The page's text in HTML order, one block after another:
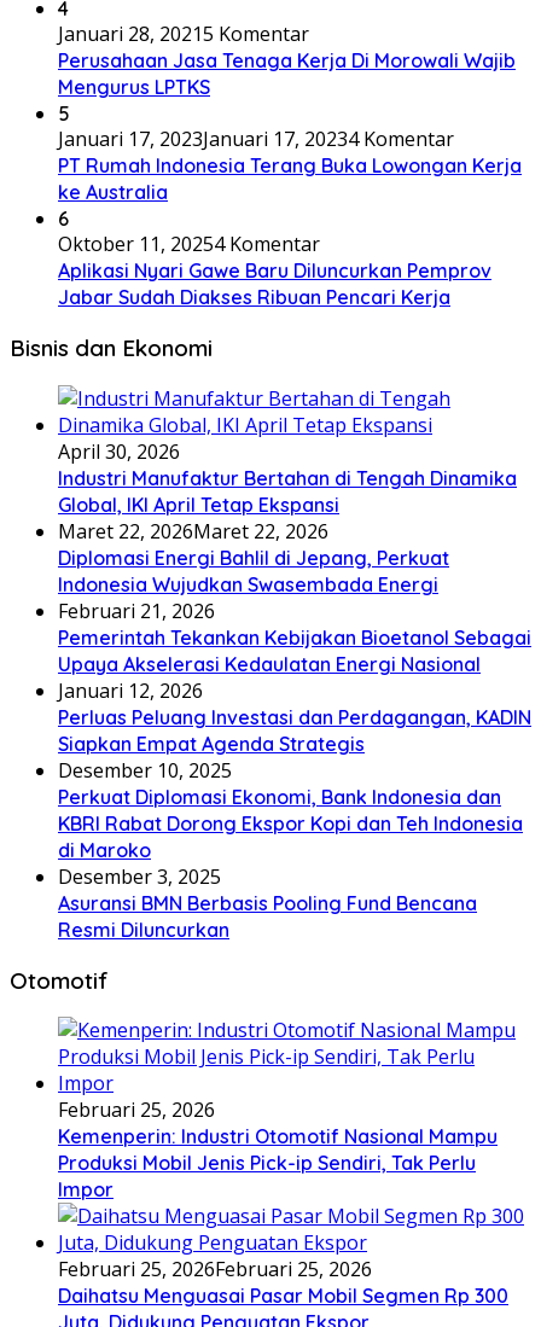
4
Januari 28, 20215 Komentar
Perusahaan Jasa Tenaga Kerja Di Morowali Wajib
Mengurus LPTKS
5
Januari 17, 2023Januari 17, 20234 Komentar
PT Rumah Indonesia Terang Buka Lowongan Kerja
ke Australia
6
Oktober 11, 20254 Komentar
Aplikasi Nyari Gawe Baru Diluncurkan Pemprov
Jabar Sudah Diakses Ribuan Pencari Kerja
Bisnis dan Ekonomi
April 30, 2026
Industri Manufaktur Bertahan di Tengah Dinamika
Global, IKI April Tetap Ekspansi
Maret 22, 2026Maret 22, 2026
Diplomasi Energi Bahlil di Jepang, Perkuat
Indonesia Wujudkan Swasembada Energi
Februari 21, 2026
Pemerintah Tekankan Kebijakan Bioetanol Sebagai
Upaya Akselerasi Kedaulatan Energi Nasional
Januari 12, 2026
Perluas Peluang Investasi dan Perdagangan, KADIN
Siapkan Empat Agenda Strategis
Desember 10, 2025
Perkuat Diplomasi Ekonomi, Bank Indonesia dan
KBRI Rabat Dorong Ekspor Kopi dan Teh Indonesia
di Maroko
Desember 3, 2025
Asuransi BMN Berbasis Pooling Fund Bencana
Resmi Diluncurkan
Otomotif
Februari 25, 2026
Kemenperin: Industri Otomotif Nasional Mampu
Produksi Mobil Jenis Pick-ip Sendiri, Tak Perlu
Impor
Februari 25, 2026Februari 25, 2026
Daihatsu Menguasai Pasar Mobil Segmen Rp 300